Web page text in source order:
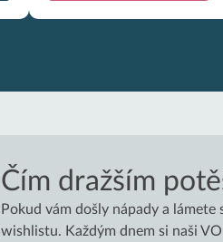
Čím dražším
Pokud vám došly nápady a
wishlistu. Každým dnem si naši